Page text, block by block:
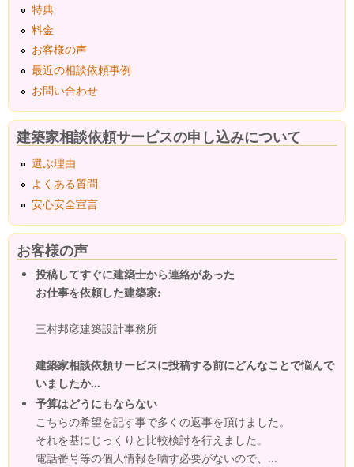
特典
料金
お客様の声
最近の相談依頼事例
お問い合わせ
建築家相談依頼サービスの申し込みについて
選ぶ理由
よくある質問
安心安全宣言
お客様の声
投稿してすぐに建築士から連絡があった
お仕事を依頼した建築家:
三村邦彦建築設計事務所
建築家相談依頼サービスに投稿する前にどんなことで悩んで
いましたか...
予算はどうにもならない
こちらの希望を記す事で多くの返事を頂けました。
それを基にじっくりと比較検討を行えました。
電話番号等の個人情報を晒す必要がないので、...